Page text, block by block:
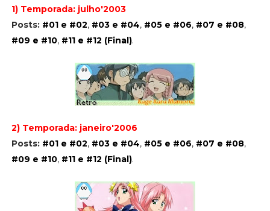
1) Temporada: julho'2003
Posts: #01 e #02, #03 e #04, #05 e #06, #07 e #08,
#09 e #10, #11 e #12 (Final).
2) Temporada: janeiro'2006
Posts: #01 e #02, #03 e #04, #05 e #06, #07 e #08,
#09 e #10, #11 e #12 (Final).